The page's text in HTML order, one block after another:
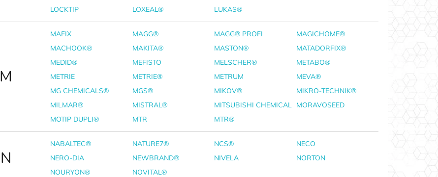
LOCKTIP
LOXEAL® LUKAS®
M
MAFIX MAGG® MAGG® PROFI
MAGICHOME®
MACHOOK®
MAKITA® MASTON®
MATADORFIX®
MEDID®
MEFISTO MELSCHER®
METABO®
METRIE
METRIE® METRUM
MEVA®
MG CHEMICALS®
MGS® MIKOV®
MIKRO-TECHNIK®
MILMAR®
MISTRAL® MITSUBISHI CHEMICAL MORAVOSEED
MOTIP DUPLI®
MTR MTR®
N
NABALTEC® NATURE7® NCS®
NECO
NERO-DIA
NEWBRAND® NIVELA
NORTON
NOURYON®
NOVITAL®